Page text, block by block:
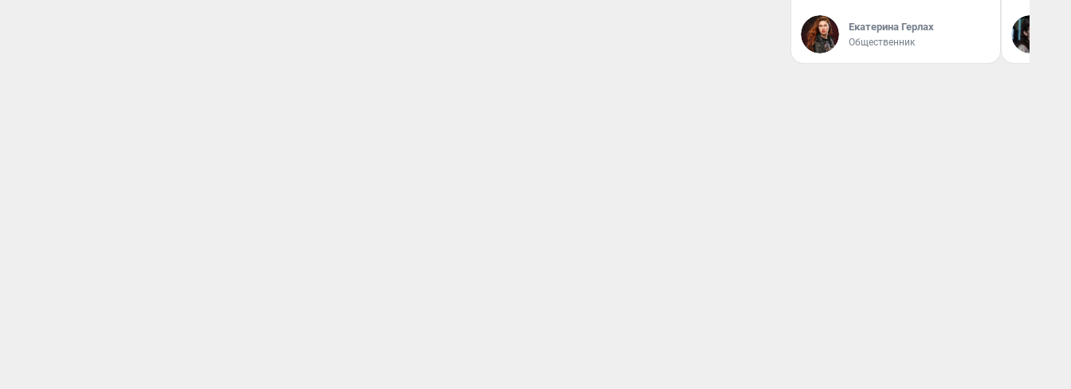
Екатерина Герлах
Общественник